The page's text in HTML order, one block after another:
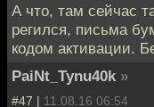
А что, там сейчас
регился, письма
кодом активации.
PaiNt_Tynu40k »
#47 | 11.08.16 06:54